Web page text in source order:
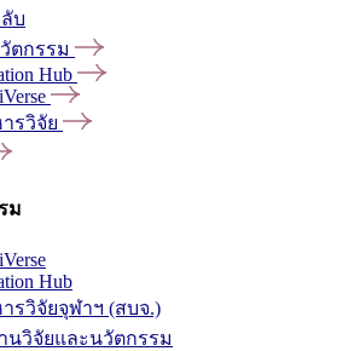
บ
ตกรรม
Hub
รวิจัย
ม
Hub
รวิจัยจุฬาฯ (สบจ.)
นวิจัยและนวัตกรรม